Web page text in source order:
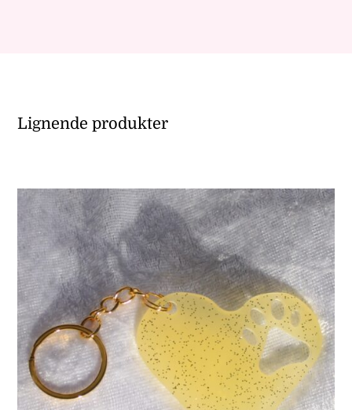
Lignende produkter